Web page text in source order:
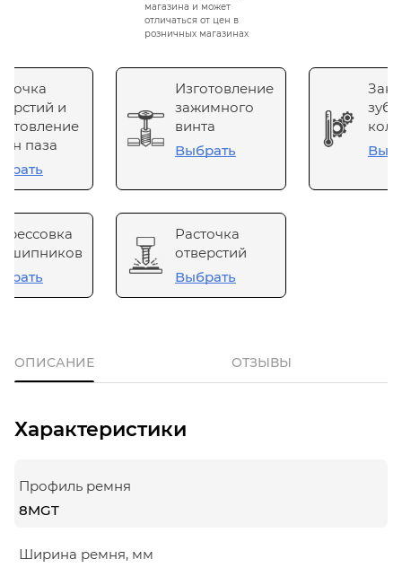
магазина и может
отличаться от цен в
розничных магазинах
и
паза
Изготовление
зажимного
винта
Выбрать
Расточка
отверстий
Выбрать
ОПИСАНИЕ ОТЗЫВЫ
Характеристики
Профиль ремня
8MGT
Ширина ремня, мм